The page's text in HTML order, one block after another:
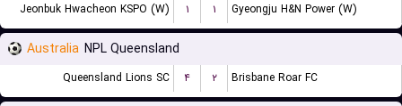
Jeonbuk Hwacheon KSPO (W)
۱ ۱ Gyeongju H&N Power (W)
Australia NPL Queensland
Queensland Lions SC ۴ ۲ Brisbane Roar FC